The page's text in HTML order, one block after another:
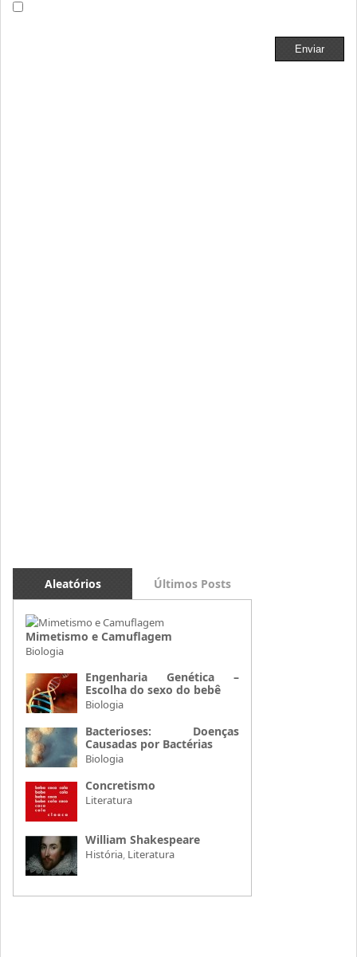
Aleatórios Últimos Posts
Mimetismo e Camuflagem
Biologia
Engenharia Genética –
Escolha do sexo do bebê
Biologia
Bacterioses: Doenças
Causadas por Bactérias
Biologia
Concretismo
Literatura
William Shakespeare
História, Literatura